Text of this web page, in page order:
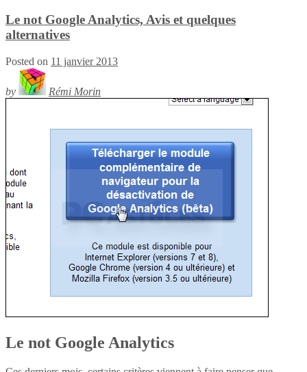
Le not Google Analytics, Avis et quelques
alternatives
Posted on 11 janvier 2013
by Rémi Morin
Le not Google Analytics